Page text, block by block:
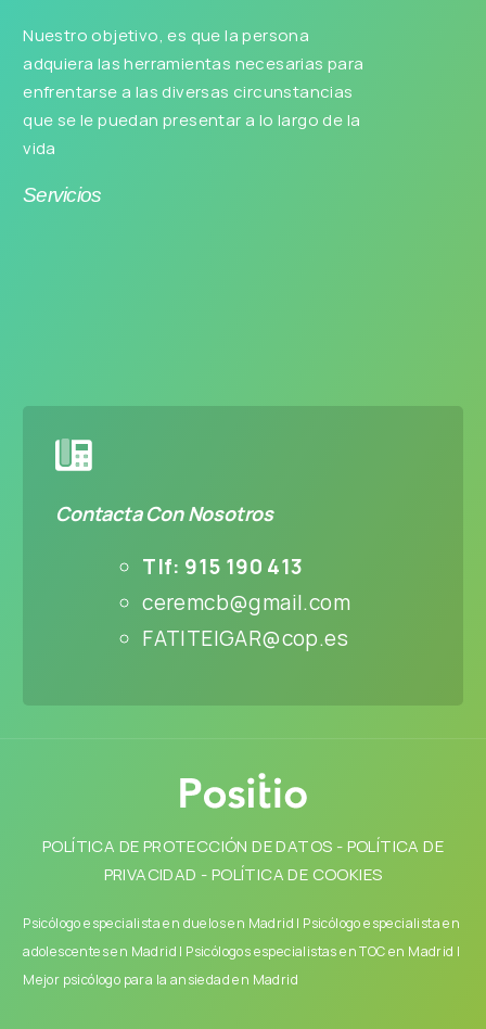
Nuestro objetivo, es que la persona
adquiera las herramientas necesarias para
enfrentarse a las diversas circunstancias
que se le puedan presentar a lo largo de la
vida
Servicios
Contacta Con Nosotros
Tlf: 915 190 413
ceremcb@gmail.com
FATITEIGAR@cop.es
POLÍTICA DE PROTECCIÓN DE DATOS -POLÍTICA DE
PRIVACIDAD -POLÍTICA DE COOKIES
Psicólogo especialista en duelos en Madrid | Psicólogo especialista en
adolescentes en Madrid | Psicólogos especialistas en TOC en Madrid |
Mejor psicólogo para la ansiedad en Madrid